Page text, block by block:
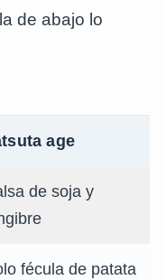
de abajo lo
age
de soja y
fécula de patata